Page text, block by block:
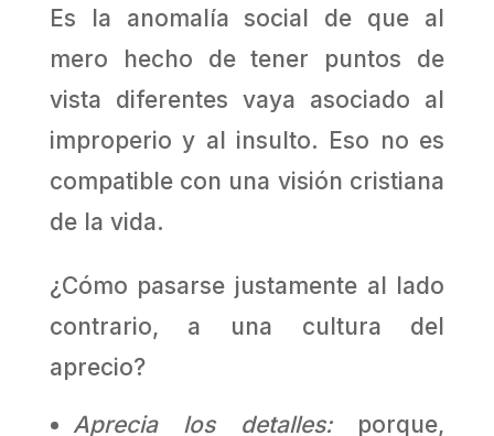
Es la anomalía social de que al
mero hecho de tener puntos de
vista diferentes vaya asociado al
improperio y al insulto. Eso no es
compatible con una visión cristiana
de la vida.
¿Cómo pasarse justamente al lado
contrario, a una cultura del
aprecio?
Aprecia los detalles: porque,